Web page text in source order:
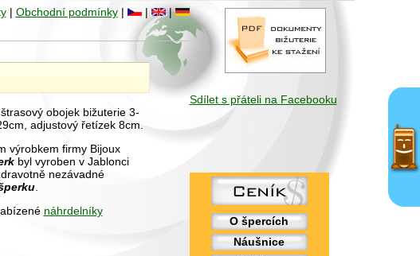
Sdílet s přáteli na Facebooku
O špercích
Náušnice
| Obchodní podmínky| | |
obojek bižuterie 3-
adjustový řetízek 8cm.
výrobkem firmy Bijoux
byl vyroben v Jablonci
nezávadné
.
náhrdelníky